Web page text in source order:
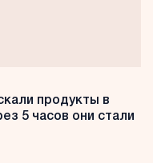
продукты в
5 часов они стали